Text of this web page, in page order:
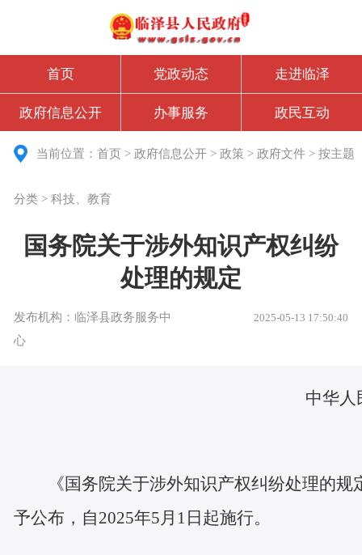
首页 党政动态 走进临泽
政府信息公开 办事服务 政民互动
当前位置：首页 >政府信息公开 >政策 >政府文件 >按主题
分类 >科技、教育
国务院关于涉外知识产权纠纷
处理的规定
发布机构：临泽县政务服务中
心
2025-05-13 17:50:40
中华人民共和国
《国务院关于涉外知识产权纠纷处理的
予公布，自2025年5月1日起施行。